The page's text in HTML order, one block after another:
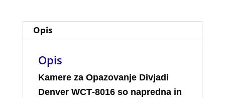
Opis
Opis
Kamere za Opazovanje Divjadi
Denver WCT‑8016 so napredna in